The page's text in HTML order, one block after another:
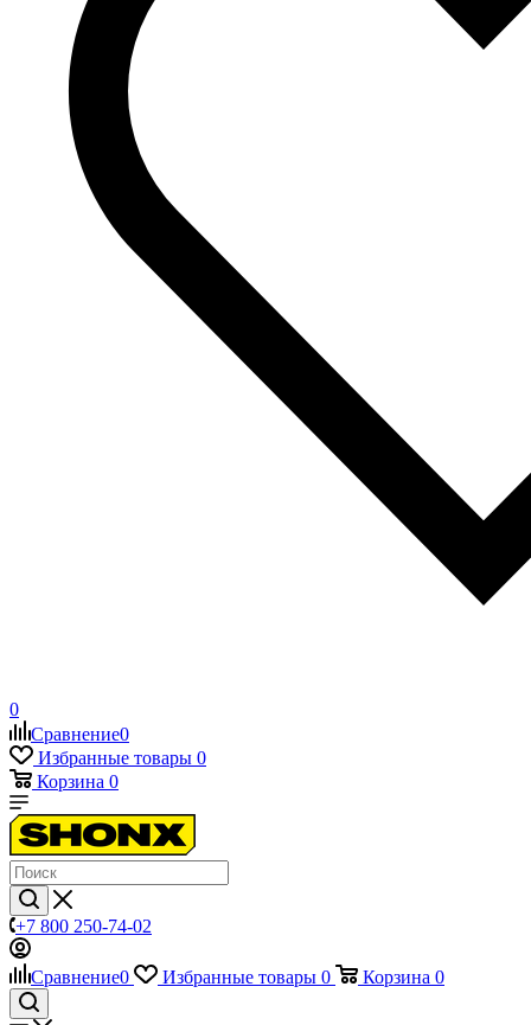
0
Сравнение0
Избранные товары 0
Корзина 0
+7 800 250-74-02
Сравнение0 Избранные товары 0 Корзина 0